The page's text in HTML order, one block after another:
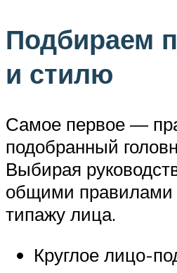
Подбираем
и стилю
Самое первое —
подобранный
Выбирая
общими правилами
типажу лица.
Круглое лицо-